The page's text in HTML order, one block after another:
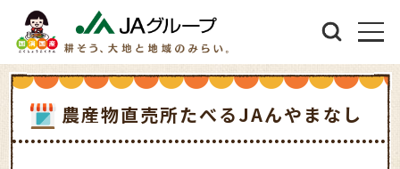
農産物直売所たべるJAんやまなし